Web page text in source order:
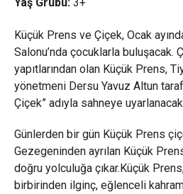
Küçük Prens ve Çiçek, Ocak
Salonu’nda çocuklarla buluşacak.
yapıtlarından olan Küçük Prens,
yönetmeni Dersu Yavuz Altun
Çiçek” adıyla sahneye
Günlerden bir gün Küçük Prens
Gezegeninden ayrılan Küçük
doğru yolculuğa çıkar.Küçük
birbirinden ilginç, eğlenceli